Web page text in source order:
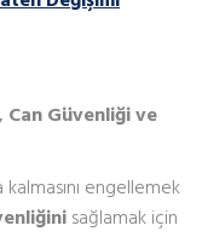
Güvenliği ve
engellemek
sağlamak için